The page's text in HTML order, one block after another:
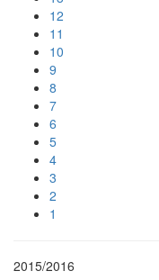
12
11
10
9
8
7
6
5
4
3
2
1
2015/2016